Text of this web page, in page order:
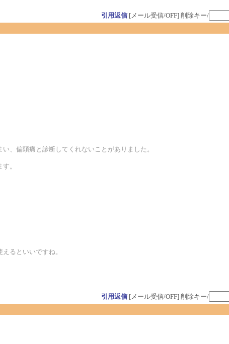
引用返信[メール受信/OFF] 削除キー/
、偏頭痛と診断してくれないことがありました。
。
るといいですね。
引用返信[メール受信/OFF] 削除キー/